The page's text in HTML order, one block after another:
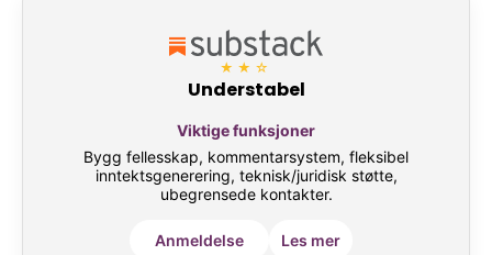
★★☆
Understabel
Viktige funksjoner
Bygg fellesskap, kommentarsystem, fleksibel
inntektsgenerering, teknisk/juridisk støtte,
ubegrensede kontakter.
Anmeldelse Les mer